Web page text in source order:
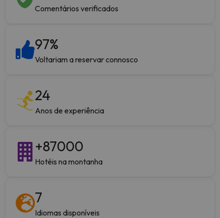
Comentários verificados
97%
Voltariam a reservar connosco
24
Anos de experiência
+87000
Hotéis na montanha
7
Idiomas disponíveis